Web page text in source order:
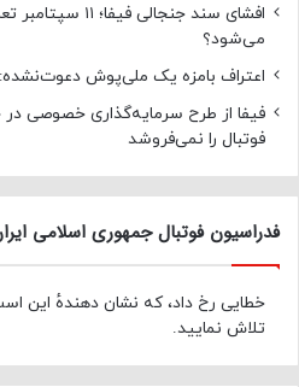
می‌شود؟
اعتراف بامزه یک ملی‌پوش
فیفا از طرح سرمایه‌گذاری خصوصی
فوتبال را نمی‌فروشد
فدراسیون فوتبال جمهوری اسلامی
خطایی رخ داد، که نشان دهندهٔ این
تلاش نمایید.